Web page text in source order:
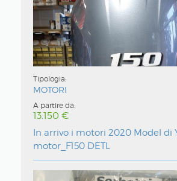
Tipologia:
MOTORI
A partire da:
13.150
In arrivo i motori 2020 Model di
motor_F150 DETL